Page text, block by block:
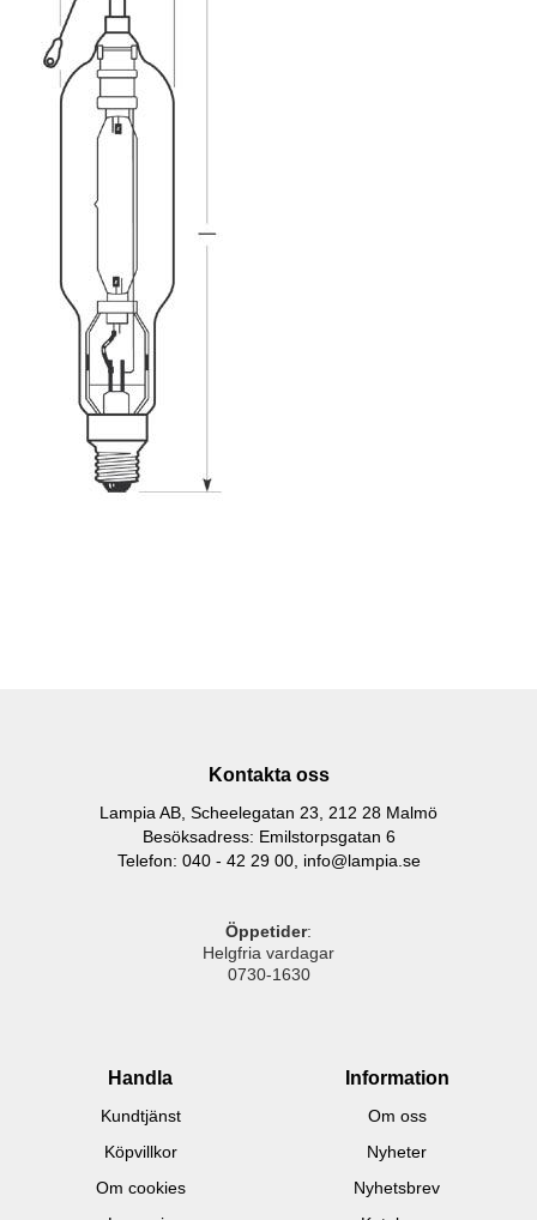
Kontakta oss
Lampia AB, Scheelegatan 23, 212 28 Malmö
Besöksadress: Emilstorpsgatan 6
Telefon: 040 - 42 29 00, info@lampia.se
Öppetider:
Helgfria vardagar
0730-1630
Handla
Kundtjänst
Köpvillkor
Om cookies
Information
Om oss
Nyheter
Nyhetsbrev